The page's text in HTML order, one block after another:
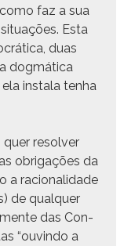
faz a sua
Esta
duas
dog­máti­ca
insta­la ten­ha
quer resolver
obri­gações da
a racional­i­dade
de qual­quer
das Con­
“ouvin­do a